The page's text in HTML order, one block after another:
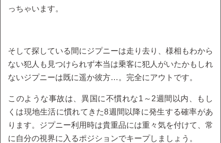
っちゃいます。
そして探している間にジプニーは走り去り、様相もわから
ない犯人も見つけられず本当は乗客に犯人がいたかもしれ
ないジプニーは既に遥か彼方…。完全にアウトです。
このような事故は、異国に不慣れな1～2週間以内、もし
くは現地生活に慣れてきた8週間以降に発生する確率があ
ります。ジプニー利用時は貴重品には重々気を付けて、常
に自分の視界に入るポジションでキープしましょう。